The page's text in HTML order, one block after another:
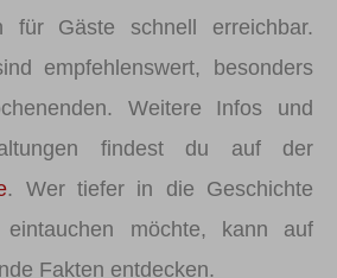
für Gäste schnell erreichbar.
empfehlenswert, besonders
Weitere Infos und
findest du auf der
. Wer tiefer in die Geschichte
eintauchen möchte, kann auf
Fakten entdecken.